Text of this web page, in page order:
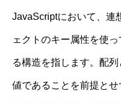
JavaScriptにおいて、連
ェクトのキー属性を使
る構造を指します。配
値であることを前提と